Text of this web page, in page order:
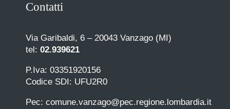
Contatti
Via Garibaldi, 6 – 20043 Vanzago (MI)
tel: 02.939621
P.Iva: 03351920156
Codice SDI: UFU2R0
Pec: comune.vanzago@pec.regione.lombardia.it